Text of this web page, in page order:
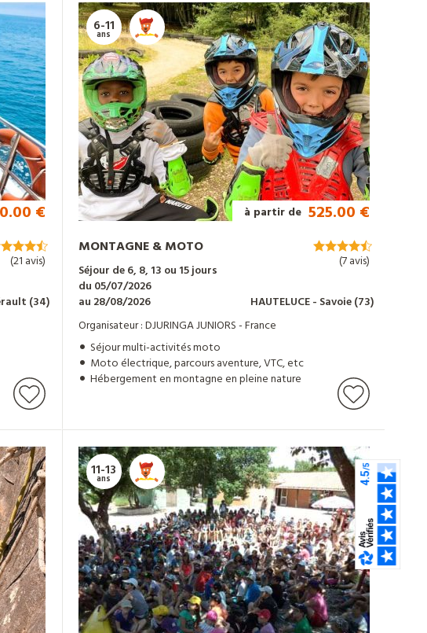
€
(34)
(21 avis)
6-11
ans
à partir de 525.00 €
MONTAGNE & MOTO
Séjour de 6, 8, 13 ou 15 jours
du 05/07/2026
au 28/08/2026
HAUTELUCE- Savoie(73)
Organisateur : DJURINGA JUNIORS - France
Séjour multi-activités moto
Moto électrique, parcours aventure, VTC, etc
Hébergement en montagne en pleine nature
(7 avis)
11-13
ans